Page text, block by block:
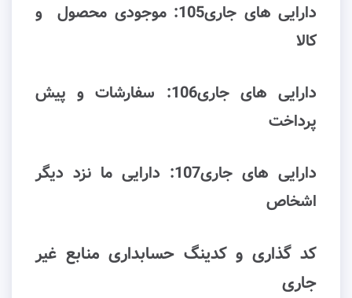
دارایی های جاری105: ﻣﻮﺟﻮدی محصول و
ﮐﺎﻻ
دارایی های جاری106: ﺳﻔﺎرﺷﺎت و ﭘﯿﺶ
ﭘﺮداﺧﺖ
دارایی های جاری107: دارایی ما نزد دیگر
اشخاص
کد گذاری و کدینگ حسابداری منابع غیر
جاری